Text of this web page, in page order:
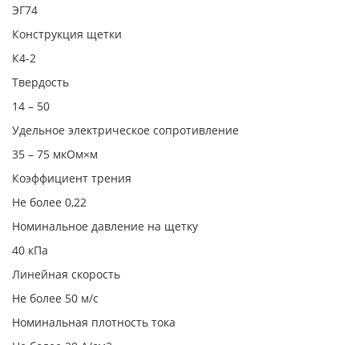
ЭГ74
Конструкция щетки
К4-2
Твердость
14 – 50
Удельное электрическое сопротивление
35 – 75 мкОм×м
Коэффициент трения
Не более 0,22
Номинальное давление на щетку
40 кПа
Линейная скорость
Не более 50 м/с
Номинальная плотность тока